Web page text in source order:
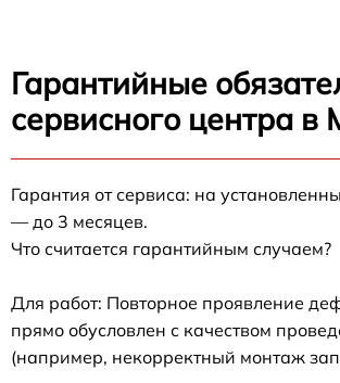
Гарантийные
сервисного центра в
Гарантия от сервиса: на
— до 3 месяцев.
Что считается гарантийным случаем?
Для работ: Повторное проявление
прямо обусловлен с качеством
(например, некорректный монтаж